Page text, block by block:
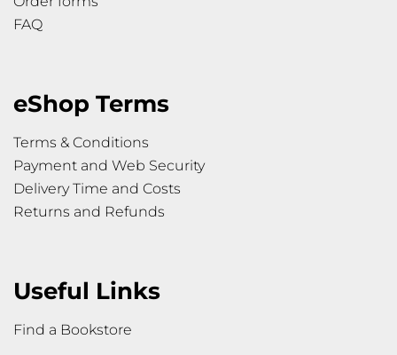
FAQ
eShop Terms
Terms & Conditions
Payment and Web Security
Delivery Time and Costs
Returns and Refunds
Useful Links
Find a Bookstore